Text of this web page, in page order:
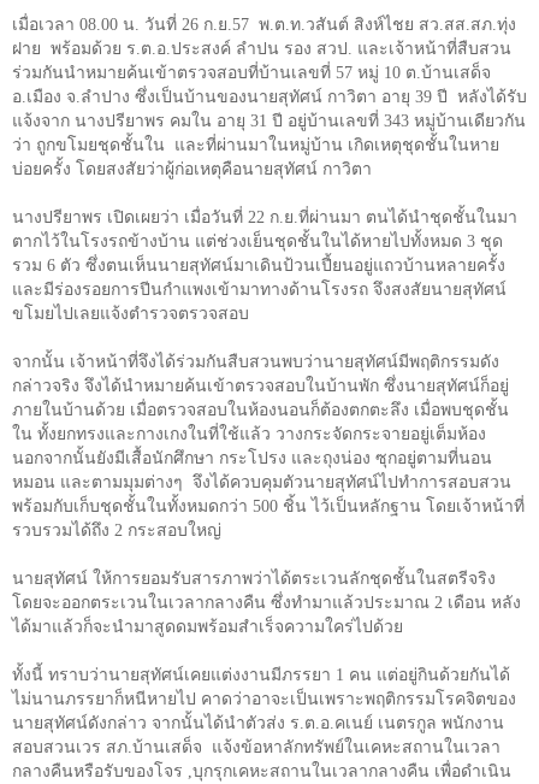
เมื่อเวลา 08.00 น วันที่ 26 ก ย .57 พ ต ท วสันต์ สิงห์ไชย สว สส สภ ทุ่ง
ฝาย พร้อมด้วย ร ต อ ประสงค์ ลำปน รอง สวป.
และเจ้าหน้าที่สืบสวน
ร่วมกันนำหมายค้นเข้าตรวจสอบที่บ้านเลขที่ 57 หมู่ 10 ต บ้านเสด็จ
อ เมือง จ ลำปาง ซึ่งเป็นบ้านของนายสุทัศน์ กาวิตา อายุ 39 ปี
หลังได้รับ
แจ้งจาก นางปรียาพร คมใน อายุ 31 ปี อยู่บ้านเลขที่ 343 หมู่บ้านเดียวกัน
ว่า ถูกขโมยชุดชั้นใน
และที่ผ่านมาในหมู่บ้าน เกิดเหตุชุดชั้นในหาย
บ่อยครั้ง โดยสงสัยว่าผู้ก่อเหตุคือนายสุทัศน์ กาวิตา
นางปรียาพร เปิดเผยว่า เมื่อวันที่ 22 ก ย ที่ผ่านมา ตนได้นำชุดชั้นในมา
ตากไว้ในโรงรถข้างบ้าน แต่ช่วงเย็นชุดชั้นในได้หายไปทั้งหมด 3 ชุด
รวม 6 ตัว ซึ่งตนเห็นนายสุทัศน์มาเดินป้วนเปี้ยนอยู่แถวบ้านหลายครั้ง
และมีร่องรอยการปีนกำแพงเข้ามาทางด้านโรงรถ จึงสงสัยนายสุทัศน์
ขโมยไปเลยแจ้งตำรวจตรวจสอบ
จากนั้น เจ้าหน้าที่จึงได้ร่วมกันสืบสวนพบว่านายสุทัศน์มีพฤติกรรมดัง
กล่าวจริง จึงได้นำหมายค้นเข้าตรวจสอบในบ้านพัก ซึ่งนายสุทัศน์ก็อยู่
ภายในบ้านด้วย เมื่อตรวจสอบในห้องนอนก็ต้องตกตะลึง เมื่อพบชุดชั้น
ใน ทั้งยกทรงและกางเกงในที่ใช้แล้ว วางกระจัดกระจายอยู่เต็มห้อง
นอกจากนั้นยังมีเสื้อนักศึกษา กระโปรง และถุงน่อง ซุกอยู่ตามที่นอน
หมอน และตามมุมต่างๆ จึงได้ควบคุมตัวนายสุทัศน์ไปทำการสอบสวน
พร้อมกับเก็บชุดชั้นในทั้งหมดกว่า 500 ชิ้น ไว้เป็นหลักฐาน โดยเจ้าหน้าที่
รวบรวมได้ถึง 2 กระสอบใหญ่
นายสุทัศน์ ให้การยอมรับสารภาพว่าได้ตระเวนลักชุดชั้นในสตรีจริง
โดยจะออกตระเวนในเวลากลางคืน ซึ่งทำมาแล้วประมาณ 2 เดือน หลัง
ได้มาแล้วก็จะนำมาสูดดมพร้อมสำเร็จความใคร่ไปด้วย
ทั้งนี้ ทราบว่านายสุทัศน์เคยแต่งงานมีภรรยา 1 คน แต่อยู่กินด้วยกันได้
ไม่นานภรรยาก็หนีหายไป คาดว่าอาจะเป็นเพราะพฤติกรรมโรคจิตของ
นายสุทัศน์ดังกล่าว จากนั้นได้นำตัวส่ง ร ต อ คเนย์ เนตรกูล พนักงาน
สอบสวนเวร สภ บ้านเสด็จ
แจ้งข้อหาลักทรัพย์ในเคหะสถานในเวลา
กลางคืนหรือรับของโจร บุกรุกเคหะสถานในเวลากลางคืน เพื่อดำเนิน